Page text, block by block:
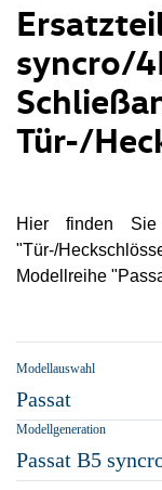
syncro/
Tür-/
Hier finden
"Tür-/
Modellreihe
Modellauswahl
Passat
Modellgeneration
Passat B5